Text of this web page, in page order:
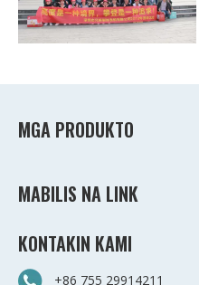
MGA PRODUKTO
MABILIS NA LINK
KONTAKIN KAMI
+86 755 29914211